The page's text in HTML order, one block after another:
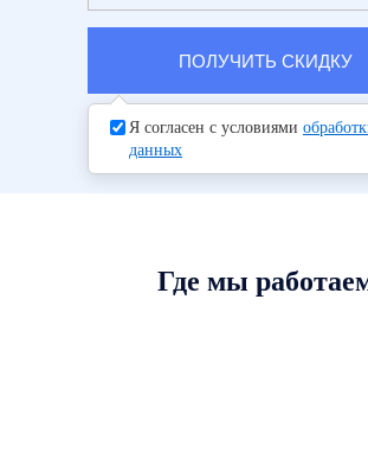
ПОЛУЧИТЬ СКИДКУ
Где мы
Я согласен с условиями
данных